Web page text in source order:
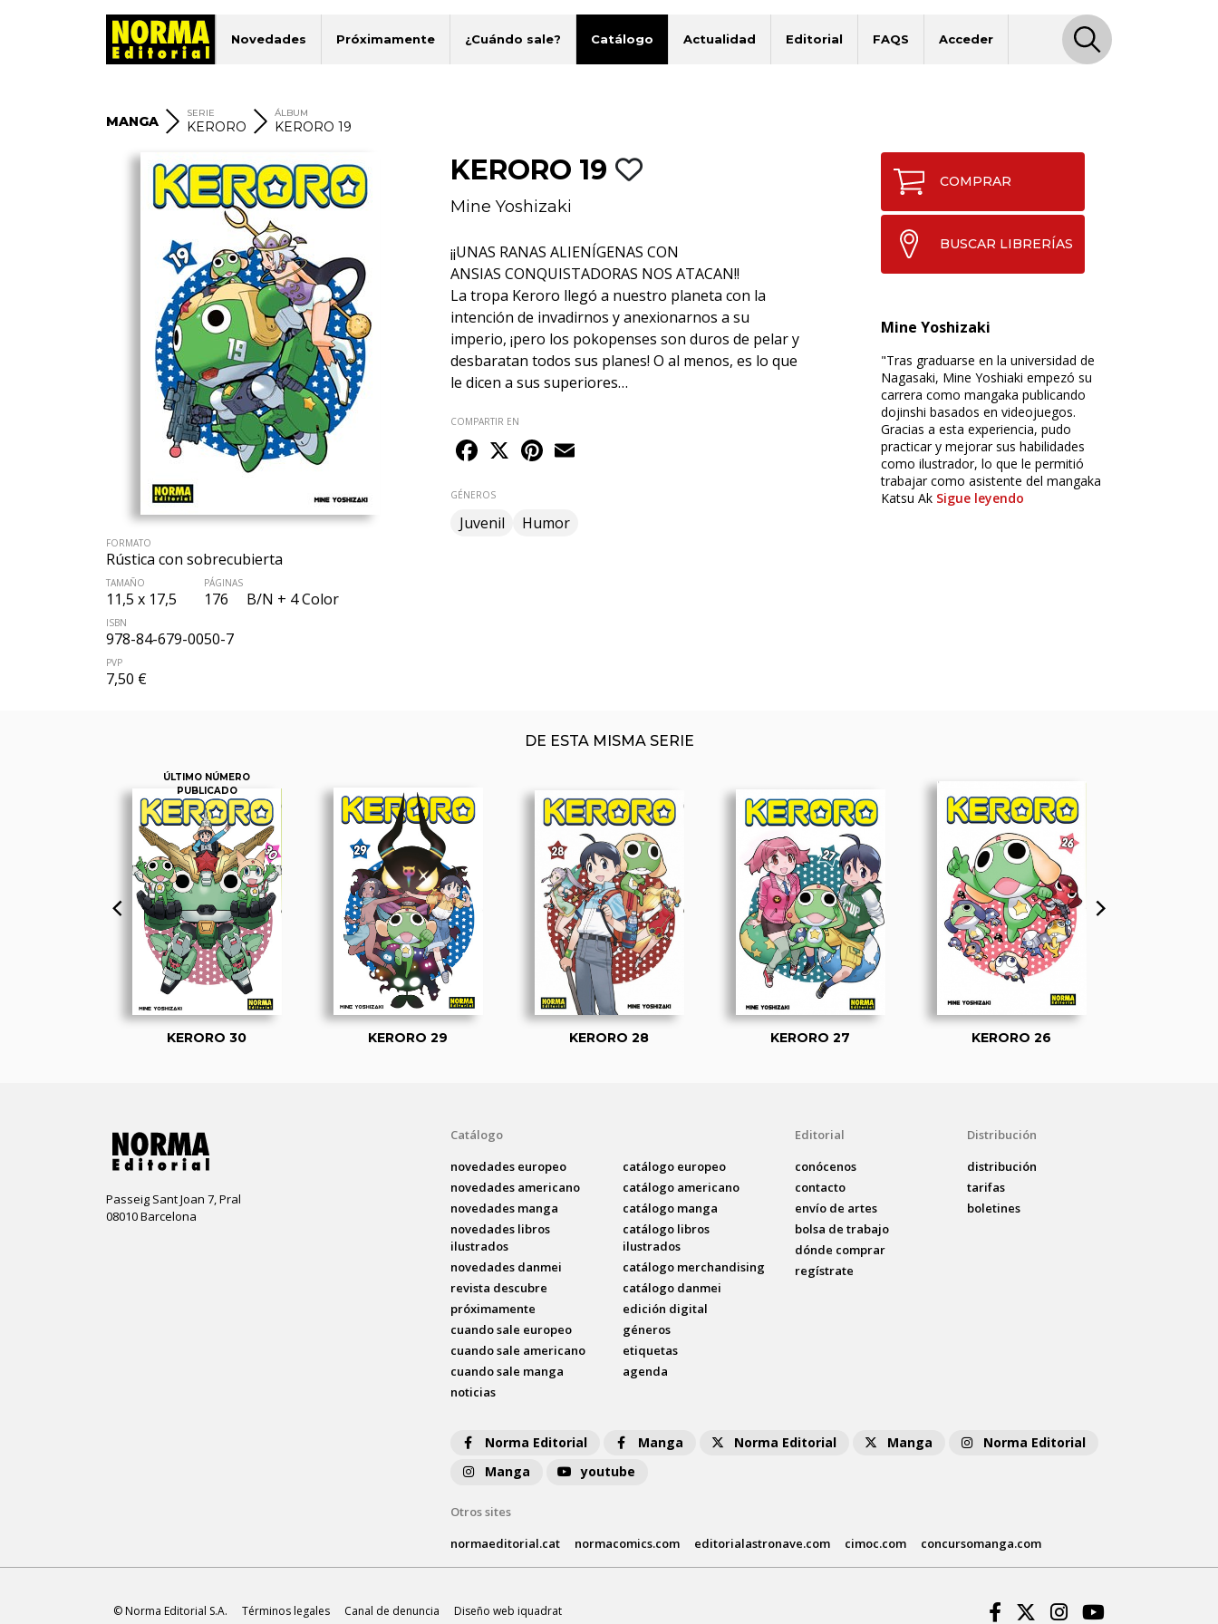
Novedades Próximamente ¿Cuándo sale? Catálogo Actualidad Editorial FAQS Acceder
MANGA
SERIE
KERORO
ÁLBUM
KERORO 19
FORMATO
Rústica con sobrecubierta
TAMAÑO
11,5 x 17,5
PÁGINAS
176 B/N + 4 Color
ISBN
978-84-679-0050-7
PVP
7,50 €
KERORO 19
Mine Yoshizaki
¡¡UNAS RANAS ALIENÍGENAS CON
ANSIAS CONQUISTADORAS NOS ATACAN!!
La tropa Keroro llegó a nuestro planeta con la
intención de invadirnos y anexionarnos a su
imperio, ¡pero los pokopenses son duros de pelar y
desbaratan todos sus planes! O al menos, es lo que
le dicen a sus superiores…
COMPARTIR EN
Facebook
X Pinterest
GÉNEROS
Juvenil Humor
COMPRAR
BUSCAR LIBRERÍAS
Mine Yoshizaki
"Tras graduarse en la universidad de
Nagasaki, Mine Yoshiaki empezó su
carrera como mangaka publicando
dojinshi basados en videojuegos.
Gracias a esta experiencia, pudo
practicar y mejorar sus habilidades
como ilustrador, lo que le permitió
trabajar como asistente del mangaka
Katsu Ak Sigue leyendo
DE ESTA MISMA SERIE
ÚLTIMO NÚMERO
PUBLICADO
KERORO 30 KERORO 29 KERORO 28 KERORO 27 KERORO 26
Passeig Sant Joan 7, Pral
08010 Barcelona
Catálogo
novedades europeo
novedades americano
novedades manga
novedades libros
ilustrados
novedades danmei
revista descubre
próximamente
cuando sale europeo
cuando sale americano
cuando sale manga
noticias
catálogo europeo
catálogo americano
catálogo manga
catálogo libros
ilustrados
catálogo merchandising
catálogo danmei
edición digital
géneros
etiquetas
agenda
Editorial
conócenos
contacto
envío de artes
bolsa de trabajo
dónde comprar
regístrate
Distribución
distribución
tarifas
boletines
Norma Editorial Manga Norma Editorial Manga
Norma Editorial
Manga
youtube
Otros sites
normaeditorial.cat
normacomics.com editorialastronave.com cimoc.com concursomanga.com
© Norma Editorial S.A. Términos legales Canal de denuncia Diseño web iquadrat Facebook
Twitter
Instagram
Youtube